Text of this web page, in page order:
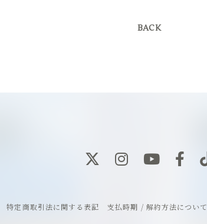
BACK
特定商取引法に関する表記 支払時期 / 解約方法について